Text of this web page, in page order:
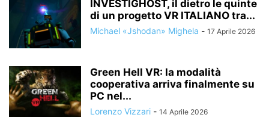
INVESTIGHOST, il dietro le quinte
di un progetto VR ITALIANO tra...
Michael «Jshodan» Mighela - 17 Aprile 2026
Green Hell VR: la modalità
cooperativa arriva finalmente su
PC nel...
Lorenzo Vizzari - 14 Aprile 2026